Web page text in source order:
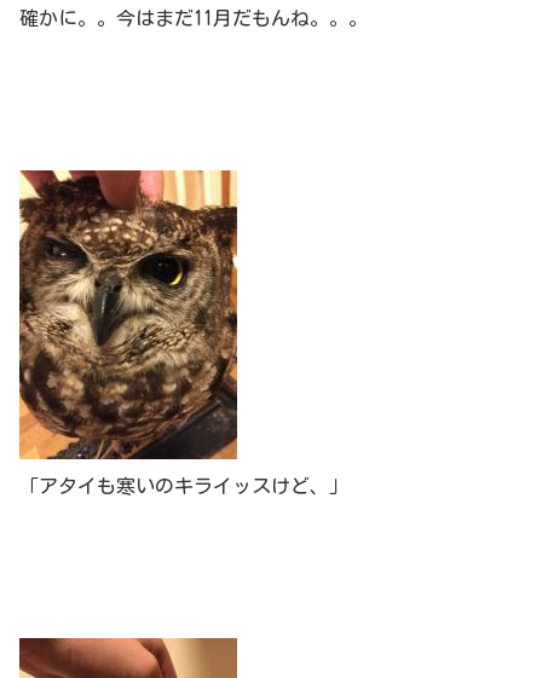
確かに。。今はまだ11月だもんね。。。
「アタイも寒いのキライッスけど、」